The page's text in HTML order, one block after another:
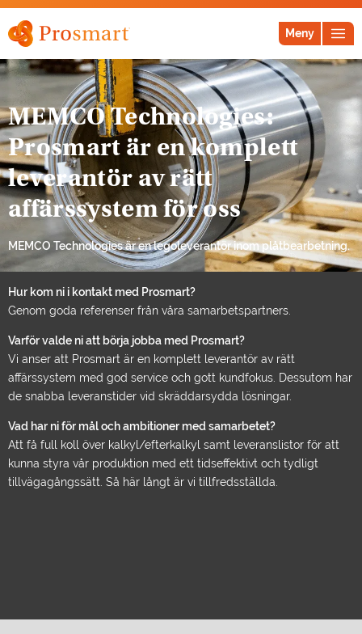
Meny
MEMCO Technologies:
Prosmart är en komplett
leverantör av rätt
affärssystem för oss
MEMCO Technologies är en legoleverantör inom plåtbearbetning.
Hur kom ni i kontakt med Prosmart?
Genom goda referenser från våra samarbetspartners.
Varför valde ni att börja jobba med Prosmart?
Vi anser att Prosmart är en komplett leverantör av rätt
affärssystem med god service och gott kundfokus. Dessutom har
de snabba leveranstider vid skräddarsydda lösningar.
Vad har ni för mål och ambitioner med samarbetet?
Att få full koll över kalkyl/efterkalkyl samt leveranslistor för att
kunna styra vår produktion med ett tidseffektivt och tydligt
tillvägagångssätt. Så här långt är vi tillfredsställda.